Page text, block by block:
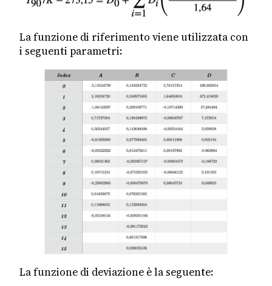
La funzione di riferimento viene utilizzata con
i seguenti parametri:
La funzione di deviazione è la seguente: